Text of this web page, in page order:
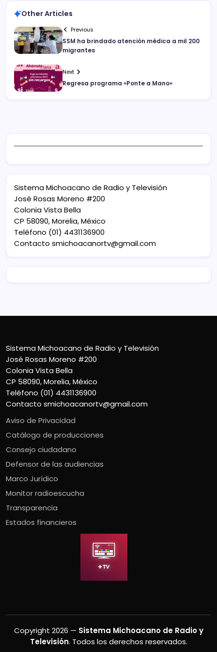
Other Articles
Previous
SSM ha brindado atención médica a mil 200
migrantes
Next
Regresa programa «Ponte a Mano»
Sistema Michoacano de Radio y Televisión
José Rosas Moreno #200
Colonia Vista Bella
CP 58090, Morelia, México
Teléfono (01) 4431136900
Contacto smichoacanortv@gmail.com
Sistema Michoacano de Radio y Televisión
José Rosas Moreno #200
Colonia Vista Bella
CP 58090, Morelia, México
Teléfono (01) 4431136900
Contacto smichoacanortv@gmail.com
Aviso de Privacidad
Catálogo de producciones
Consejo ciudadano
Defensor de las audiencias
Marco Jurídico
Monitor radioescucha
Transparencia
Estados financieros
Copyright 2026 — Sistema Michoacano de Radio y
Televisión. Todos los derechos reservados.